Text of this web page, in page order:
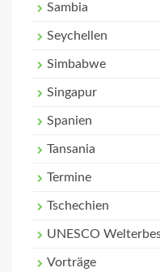
Sambia
Seychellen
Simbabwe
Singapur
Spanien
Tansania
Termine
Tschechien
UNESCO
Vorträge